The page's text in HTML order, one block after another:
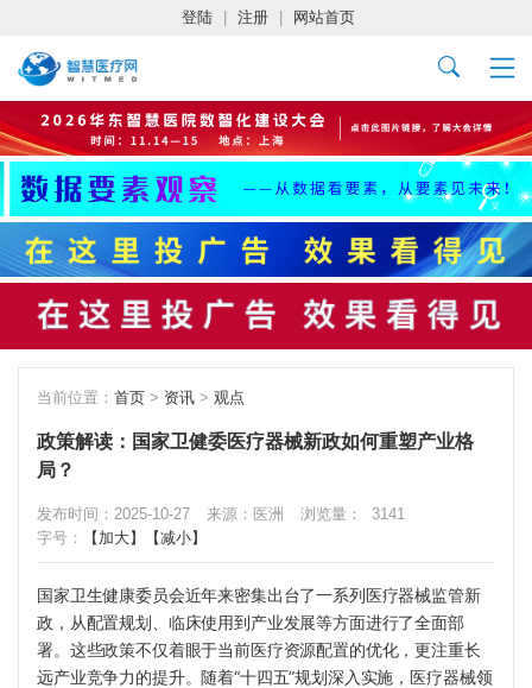
登陆 注册 网站首页
当前位置： 首页 > 资讯 > 观点
政策解读：国家卫健委医疗器械新政如何重塑产业格
局？
发布时间：2025-10-27 来源：医洲 浏览量：
3141
字号：
【加大】 【减小】
国家卫生健康委员会近年来密集出台了一系列医疗器械监管新
政，从配置规划、临床使用到产业发展等方面进行了全面部
署。这些政策不仅着眼于当前医疗资源配置的优化，更注重长
远产业竞争力的提升。随着“十四五”规划深入实施，医疗器械领